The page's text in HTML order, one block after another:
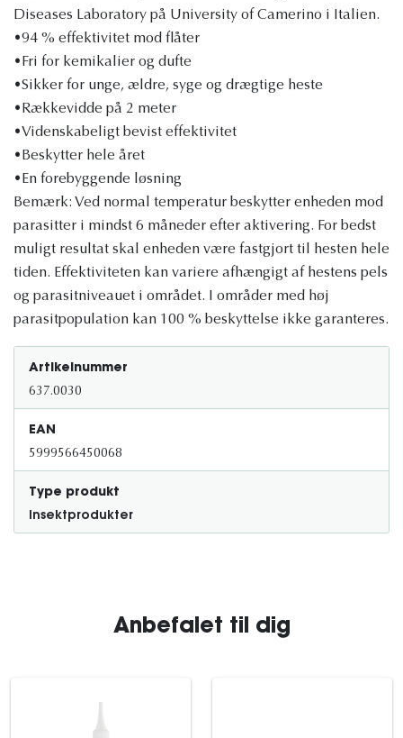
Diseases Laboratory på University of Camerino i Italien.
•94 % effektivitet mod flåter
•Fri for kemikalier og dufte
•Sikker for unge, ældre, syge og drægtige heste
•Rækkevidde på 2 meter
•Videnskabeligt bevist effektivitet
•Beskytter hele året
•En forebyggende løsning
Bemærk: Ved normal temperatur beskytter enheden mod
parasitter i mindst 6 måneder efter aktivering. For bedst
muligt resultat skal enheden være fastgjort til hesten hele
tiden. Effektiviteten kan variere afhængigt af hestens pels
og parasitniveauet i området. I områder med høj
parasitpopulation kan 100 % beskyttelse ikke garanteres.
Artikelnummer
637.0030
EAN
5999566450068
Type produkt
Insektprodukter
Anbefalet til dig